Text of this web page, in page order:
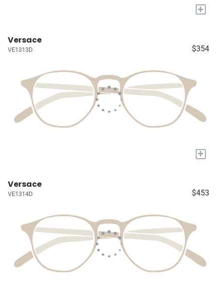
+
Versace
VE1313D $354
+
Versace
VE1314D $453